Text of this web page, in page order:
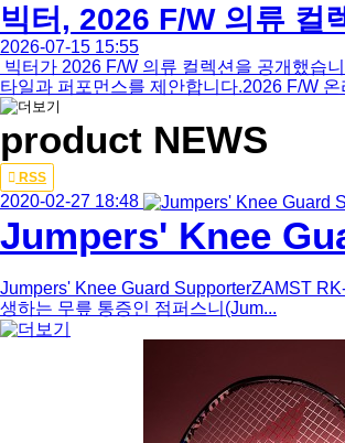
빅터, 2026 F/W 의류 컬
2026-07-15 15:55
빅터가 2026 F/W 의류 컬렉션을 공개했습
타일과 퍼포먼스를 제안합니다.2026 F/W
product NEWS
Total
204
건
16
페
지
RSS
2020-02-27 18:48
Jumpers' Knee
Jumpers' Knee Guard SupporterZAMST
생하는 무릎 통증인 점퍼스니(Jum...